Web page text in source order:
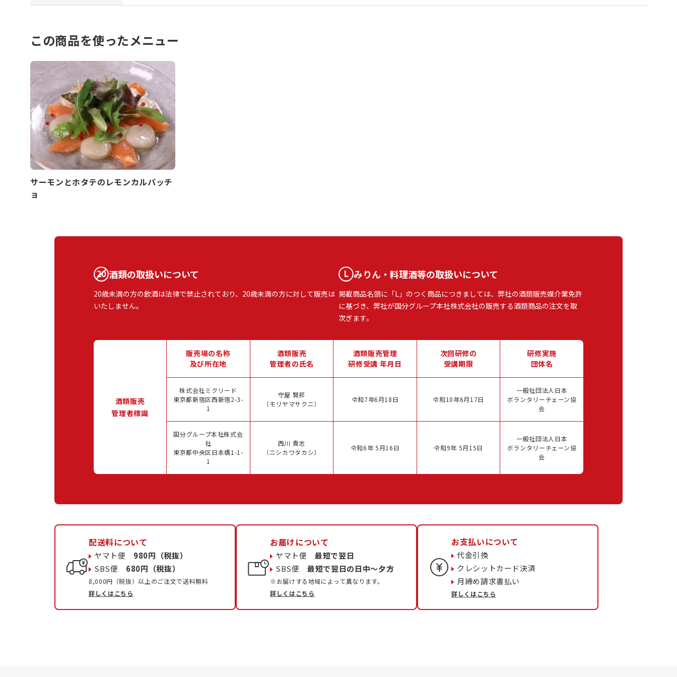
この商品を使ったメニュー
サーモンとホタテのレモンカルパッチ
ョ
酒類の取扱いについて
20歳未満の方の飲酒は法律で禁止されており、20歳未満の方に対して販売は
いたしません。
みりん・料理酒等の取扱いについて
掲載商品名頭に「L」のつく商品につきましては、弊社の酒類販売媒介業免許
に基づき、弊社が国分グループ本社株式会社の販売する酒類商品の注文を取
次ぎます。
酒類販売
管理者標識
販売場の名称
及び所在地
酒類販売
管理者の氏名
酒類販売管理
研修受講 年月日
次回研修の
受講期限
研修実施
団体名
株式会社ミクリード
東京都新宿区西新宿2-3-
1
守屋 賢邦
（モリヤマサクニ）
令和7年6月18日 令和10年6月17日
一般社団法人日本
ボランタリーチェーン協
会
国分グループ本社株式会
社
東京都中央区日本橋1-1-
1
西川 貴志
（ニシカワタカシ）
令和6年 5月16日 令和9年 5月15日
一般社団法人日本
ボランタリーチェーン協
会
配送料について
ヤマト便 980円（税抜）
SBS便 680円（税抜）
8,000円（税抜）以上のご注文で送料無料
詳しくはこちら
お届けについて
ヤマト便最短で翌日
SBS便最短で翌日の日中〜夕方
※お届けする地域によって異なります。
詳しくはこちら
お支払いについて
代金引換
クレシットカード決済
月締め請求書払い
詳しくはこちら